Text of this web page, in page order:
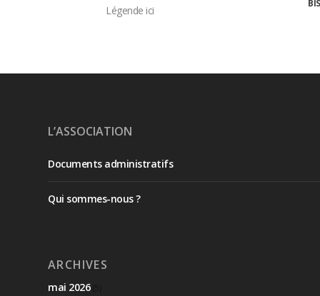
Légende ici
L’ASSOCIATION
Documents administratifs
Qui sommes-nous ?
ARCHIVES
mai 2026(5)